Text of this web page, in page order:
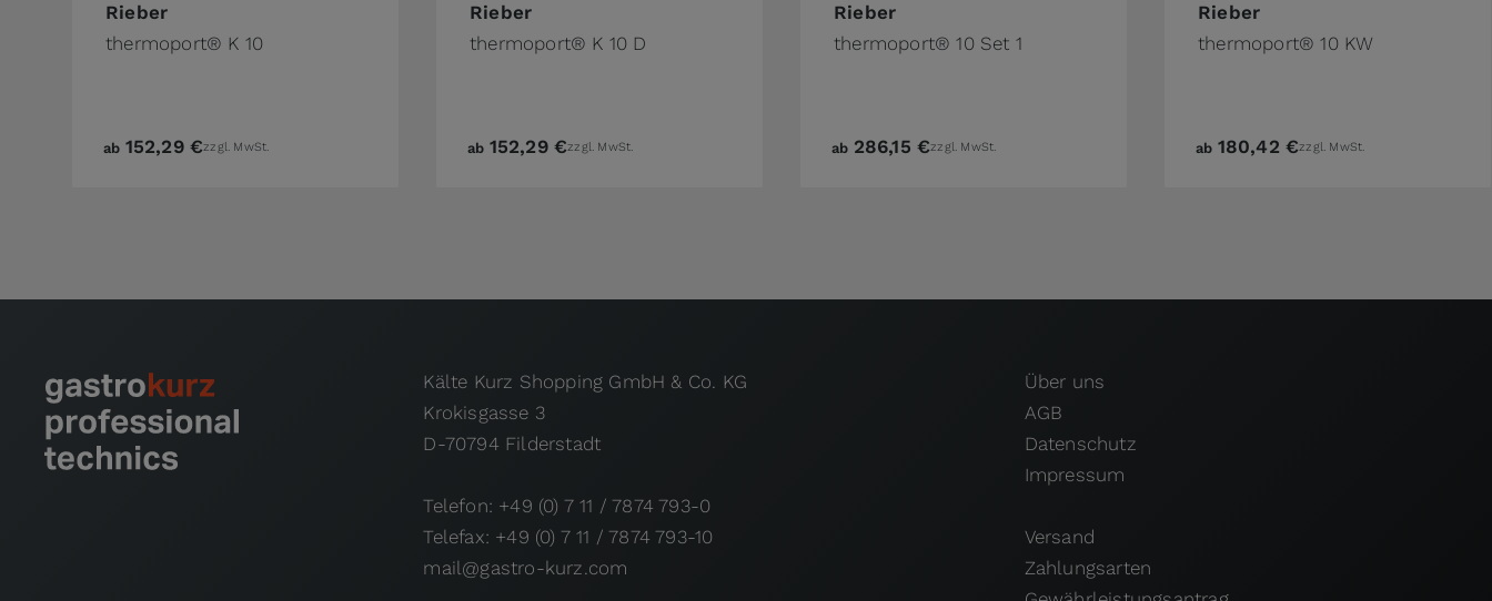
Rieber
thermoport® K 10
ab 152,29 €zzgl. MwSt.
Rieber
thermoport® K 10 D
ab 152,29 €zzgl. MwSt.
Rieber
thermoport® 10 Set 1
ab 286,15 €zzgl. MwSt.
Rieber
thermoport® 10 KW
ab 180,42 €zzgl. MwSt.
Kälte Kurz Shopping GmbH & Co. KG
Krokisgasse 3
D-70794 Filderstadt
Telefon: +49 (0) 7 11 / 7874 793-0
Telefax: +49 (0) 7 11 / 7874 793-10
mail@gastro-kurz.com
Über uns
AGB
Datenschutz
Impressum
Versand
Zahlungsarten